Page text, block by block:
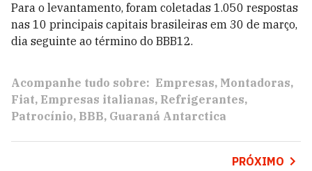
Para o levantamento, foram coletadas 1.050 respostas
nas 10 principais capitais brasileiras em 30 de março,
dia seguinte ao término do BBB12.
Acompanhe tudo sobre: Empresas Montadoras
Fiat Empresas italianas Refrigerantes
Patrocínio BBB Guaraná Antarctica
PRÓXIMO